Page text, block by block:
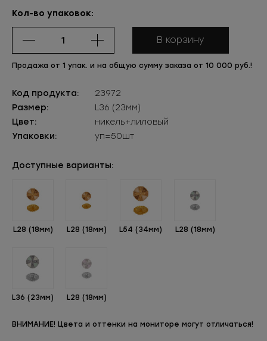
Кол-во упаковок:
В корзину
Продажа от 1 упак. и на общую сумму заказа от 10 000 руб.!
Код продукта:
23972
Размер:
L36 (23мм)
Цвет:
никель+лиловый
Упаковки:
уп=50шт
Доступные варианты:
L28 (18мм) L28 (18мм) L54 (34мм) L28 (18мм)
L36 (23мм) L28 (18мм)
ВНИМАНИЕ! Цвета и оттенки на мониторе могут отличаться!